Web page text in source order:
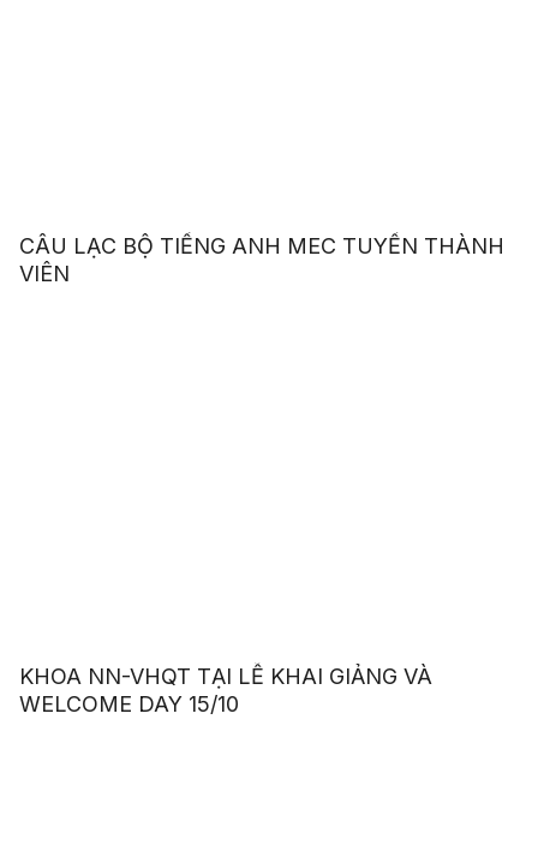
CÂU LẠC BỘ TIẾNG ANH MEC TUYỂN THÀNH
VIÊN
KHOA NN-VHQT TẠI LỄ KHAI GIẢNG VÀ
WELCOME DAY 15/10